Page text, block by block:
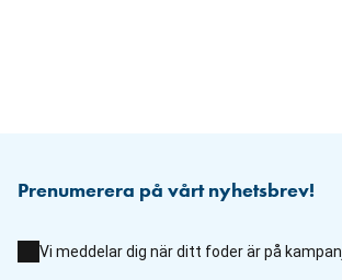
Prenumerera på vårt nyhetsbrev!
Vi meddelar dig när ditt foder är på